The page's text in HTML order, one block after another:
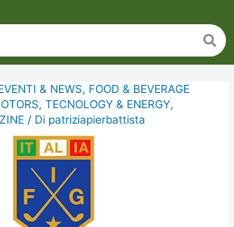
& NEWS, FOOD & BEVERAGE
,TECNOLOGY & ENERGY,
/ Di patriziapierbattista